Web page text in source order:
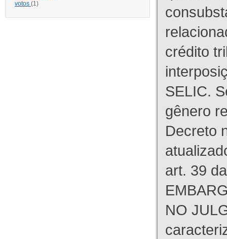
votos (1)
crédito
SELIC.
gênero
Decreto
art. 39
NO